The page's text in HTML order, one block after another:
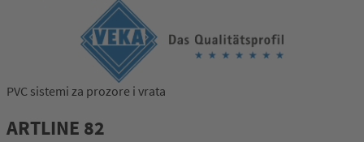
PVC sistemi za prozore i vrata
ARTLINE 82